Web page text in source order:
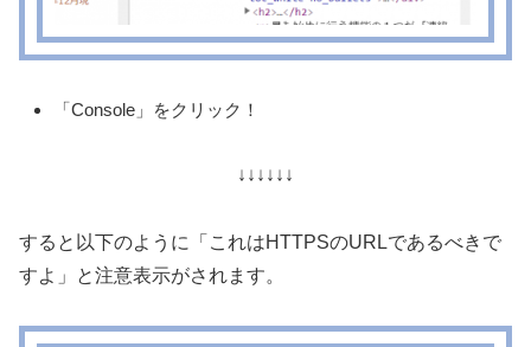
「Console」をクリック！
↓↓↓↓↓↓
すると以下のように「これはHTTPSのURLであるべきで
すよ」と注意表示がされます。